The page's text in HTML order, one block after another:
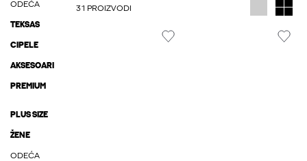
ODEĆA
TEKSAS
CIPELE
AKSESOARI
PREMIUM
PLUS SIZE
ŽENE
ODEĆA
31 PROIZVODI